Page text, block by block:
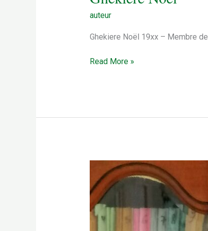
auteur
Ghekiere Noël 19xx – Membre
Ghekiere
Read More »